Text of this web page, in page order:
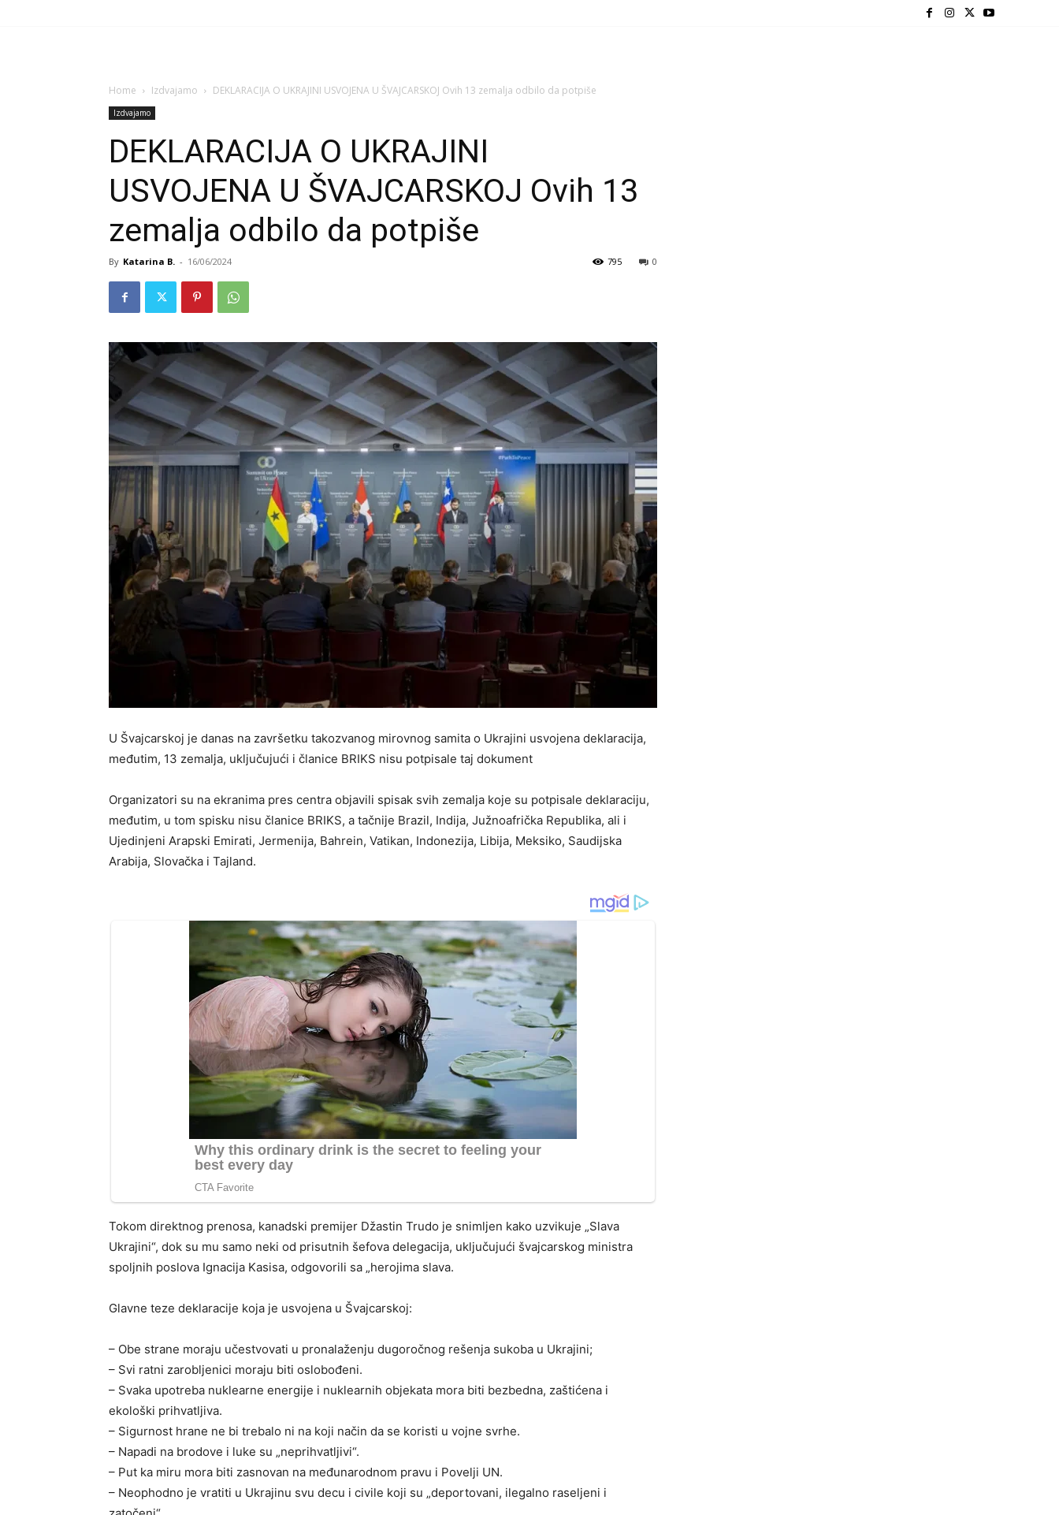
Home Izdvajamo DEKLARACIJA O UKRAJINI USVOJENA U ŠVAJCARSKOJ Ovih 13 zemalja odbilo da potpiše
Izdvajamo
DEKLARACIJA O UKRAJINI
USVOJENA U ŠVAJCARSKOJ Ovih 13
zemalja odbilo da potpiše
By Katarina B. - 16/06/2024 0
795
U Švajcarskoj je danas na završetku takozvanog mirovnog samita o Ukrajini usvojena deklaracija,
međutim, 13 zemalja, uključujući i članice BRIKS nisu potpisale taj dokument
Organizatori su na ekranima pres centra objavili spisak svih zemalja koje su potpisale deklaraciju,
međutim, u tom spisku nisu članice BRIKS, a tačnije Brazil, Indija, Južnoafrička Republika, ali i
Ujedinjeni Arapski Emirati, Jermenija, Bahrein, Vatikan, Indonezija, Libija, Meksiko, Saudijska
Arabija, Slovačka i Tajland.
Tokom direktnog prenosa, kanadski premijer Džastin Trudo je snimljen kako uzvikuje „Slava
Ukrajini“, dok su mu samo neki od prisutnih šefova delegacija, uključujući švajcarskog ministra
spoljnih poslova Ignacija Kasisa, odgovorili sa „herojima slava.
Glavne teze deklaracije koja je usvojena u Švajcarskoj:
– Obe strane moraju učestvovati u pronalaženju dugoročnog rešenja sukoba u Ukrajini;
– Svi ratni zarobljenici moraju biti oslobođeni.
– Svaka upotreba nuklearne energije i nuklearnih objekata mora biti bezbedna, zaštićena i
ekološki prihvatljiva.
– Sigurnost hrane ne bi trebalo ni na koji način da se koristi u vojne svrhe.
– Napadi na brodove i luke su „neprihvatljivi“.
– Put ka miru mora biti zasnovan na međunarodnom pravu i Povelji UN.
– Neophodno je vratiti u Ukrajinu svu decu i civile koji su „deportovani, ilegalno raseljeni i